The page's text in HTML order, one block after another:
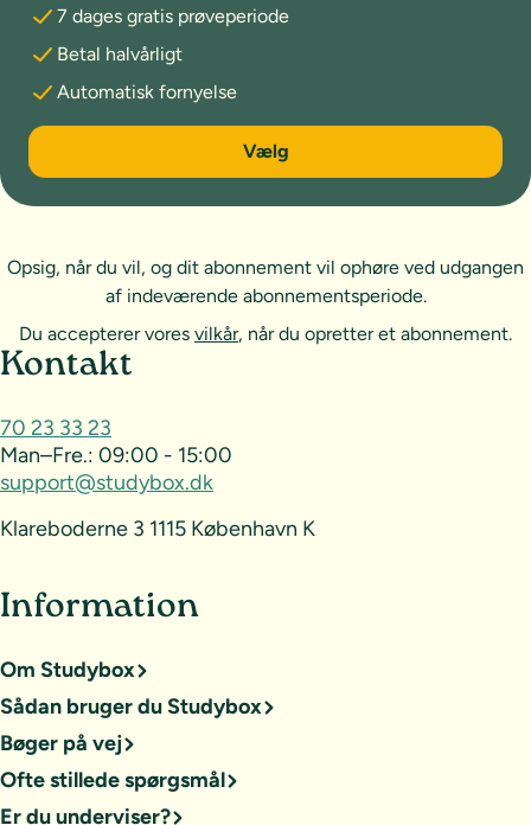
7 dages gratis prøveperiode
Betal halvårligt
Automatisk fornyelse
6 måneder
Vælg
Opsig, når du vil, og dit abonnement vil ophøre ved udgangen
af indeværende abonnementsperiode.
Du accepterer vores vilkår, når du opretter et abonnement.
Sideoversigt og kontakt
Kontakt
70 23 33 23
Man–Fre.: 09:00 - 15:00
support@studybox.dk
Klareboderne 3 1115 København K
Information
Om Studybox
Sådan bruger du Studybox
Bøger på vej
Ofte stillede spørgsmål
Er du underviser?